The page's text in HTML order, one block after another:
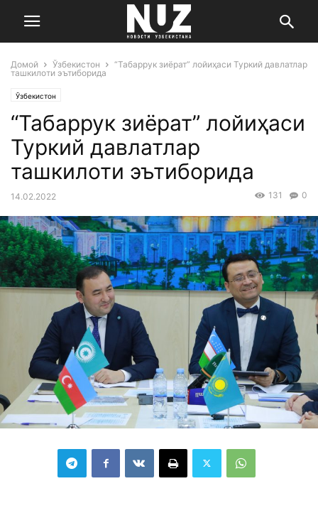
Домой Ўзбекистон
“Табаррук зиёрат” лойиҳаси Туркий давлатлар
ташкилоти эътиборида
Ўзбекистон
“Табаррук зиёрат” лойиҳаси
Туркий давлатлар
ташкилоти эътиборида
14.02.2022 0
131